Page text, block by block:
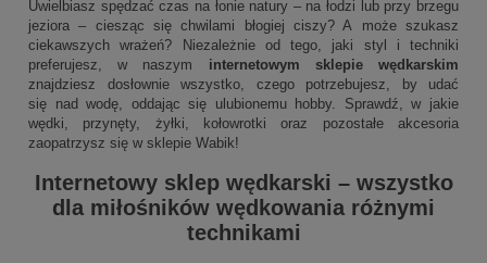
Uwielbiasz spędzać czas na łonie natury – na łodzi lub przy brzegu
jeziora – ciesząc się chwilami błogiej ciszy? A może szukasz
ciekawszych wrażeń? Niezależnie od tego, jaki styl i techniki
preferujesz, w naszym internetowym sklepie wędkarskim
znajdziesz dosłownie wszystko, czego potrzebujesz, by udać
się nad wodę, oddając się ulubionemu hobby. Sprawdź, w jakie
wędki, przynęty, żyłki, kołowrotki oraz pozostałe akcesoria
zaopatrzysz się w sklepie Wabik!
Internetowy sklep wędkarski – wszystko
dla miłośników wędkowania różnymi
technikami